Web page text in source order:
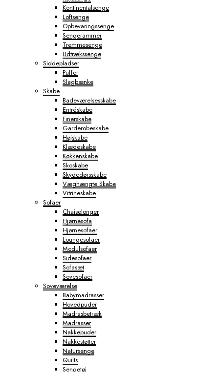
Kontinentalsenge
Loftsenge
Opbevaringssenge
Sengerammer
Tremmesenge
Udtrækssenge
Siddepladser
Puffer
Slagbænke
Skabe
Badeværelsesskabe
Entréskabe
Finerskabe
Garderobeskabe
Højskabe
Klædeskabe
Køkkenskabe
Skoskabe
Skydedørsskabe
Væghængte Skabe
Vitrineskabe
Sofaer
Chaiselonger
Hjørnesofa
Hjørnesofaer
Loungesofaer
Modulsofaer
Sidesofaer
Sofasæt
Sovesofaer
Soveværelse
Babymadrasser
Hovedpuder
Madrasbetræk
Madrasser
Nakkepuder
Nakkestøtter
Natursenge
Quilts
Sengetøj